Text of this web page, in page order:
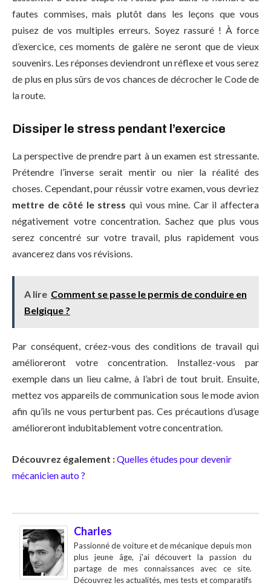
fautes commises, mais plutôt dans les leçons que vous
puisez de vos multiples erreurs. Soyez rassuré ! À force
d’exercice, ces moments de galère ne seront que de vieux
souvenirs. Les réponses deviendront un réflexe et vous serez
de plus en plus sûrs de vos chances de décrocher le Code de
la route.
Dissiper le stress pendant l’exercice
La perspective de prendre part à un examen est stressante.
Prétendre l’inverse serait mentir ou nier la réalité des
choses. Cependant, pour réussir votre examen, vous devriez
mettre de côté le stress qui vous mine. Car il affectera
négativement votre concentration. Sachez que plus vous
serez concentré sur votre travail, plus rapidement vous
avancerez dans vos révisions.
A lire Comment se passe le permis de conduire en
Belgique ?
Par conséquent, créez-vous des conditions de travail qui
amélioreront votre concentration. Installez-vous par
exemple dans un lieu calme, à l’abri de tout bruit. Ensuite,
mettez vos appareils de communication sous le mode avion
afin qu’ils ne vous perturbent pas. Ces précautions d’usage
amélioreront indubitablement votre concentration.
Découvrez également :Quelles études pour devenir
mécanicien auto ?
Charles
Passionné de voiture et de mécanique depuis mon
plus jeune âge, j'ai découvert la passion du
partage de mes connaissances avec ce site.
Découvrez les actualités, mes tests et comparatifs